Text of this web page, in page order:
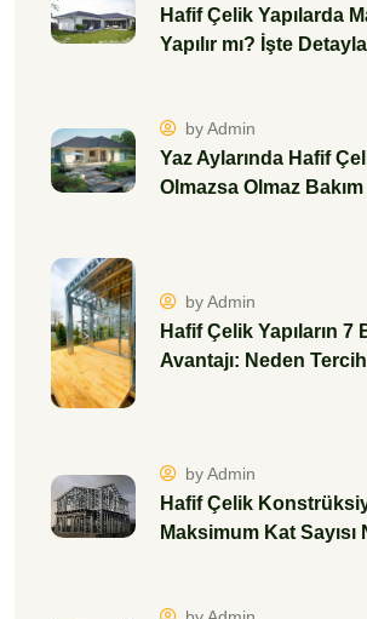
Hafif Çelik Yapılarda
Yapılır mı? İşte
by Admin
Yaz Aylarında Hafif
Olmazsa Olmaz Bakım
by Admin
Hafif Çelik Yapıların 7
Avantajı: Neden
by Admin
Hafif Çelik
Maksimum Kat Sayısı